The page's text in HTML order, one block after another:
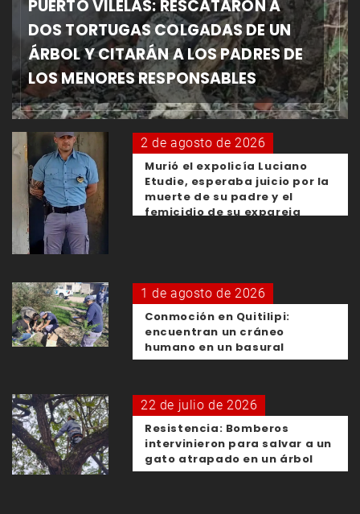
PUERTO VILELAS: RESCATARON A
DOS TORTUGAS COLGADAS DE UN
ÁRBOL Y CITARÁN A LOS PADRES DE
LOS MENORES RESPONSABLES
2 de agosto de 2026
Murió el expolicía Luciano
Etudie, esperaba juicio por la
muerte de su padre y el
femicidio de su expareja
1 de agosto de 2026
Conmoción en Quitilipi:
encuentran un cráneo
humano en un basural
22 de julio de 2026
Resistencia: Bomberos
intervinieron para salvar a un
gato atrapado en un árbol